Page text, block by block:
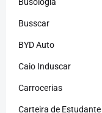
Busologia
Busscar
BYD Auto
Caio Induscar
Carrocerias
Carteira de Estudante